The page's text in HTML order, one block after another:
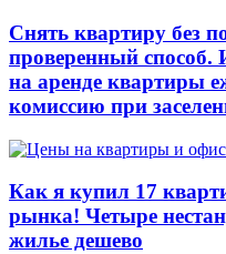
Снять квартиру без
проверенный способ.
на аренде квартиры
комиссию при
Как я купил 17
рынка! Четыре
жилье дешево